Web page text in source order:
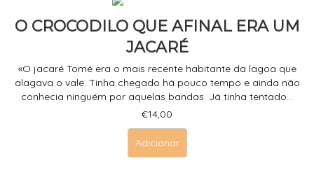
O CROCODILO QUE AFINAL ERA UM
JACARÉ
«O jacaré Tomé era o mais recente habitante da lagoa que
alagava o vale. Tinha chegado há pouco tempo e ainda não
conhecia ninguém por aquelas bandas. Já tinha tentado...
€14,00
Adicionar